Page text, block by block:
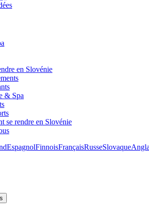
en Slovénie
& Spa
se rendre en Slovénie
EspagnolFinnoisFrançaisRusseSlovaque